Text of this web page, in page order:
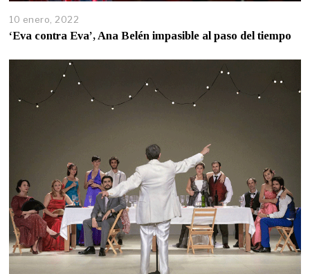
10 enero, 2022
‘Eva contra Eva’, Ana Belén impasible al paso del tiempo